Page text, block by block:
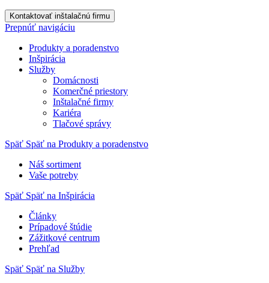
Kontaktovať inštalačnú firmu
Prepnúť navigáciu
Produkty a poradenstvo
Inšpirácia
Služby
Domácnosti
Komerčné priestory
Inštalačné firmy
Kariéra
Tlačové správy
Späť Späť na Produkty a poradenstvo
Náš sortiment
Vaše potreby
Späť Späť na Inšpirácia
Články
Prípadové štúdie
Zážitkové centrum
Prehľad
Späť Späť na Služby